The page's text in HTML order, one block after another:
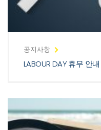
공지사항
LABOUR DAY 휴무 안내